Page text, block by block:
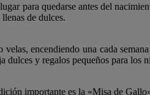
para quedarse antes del
de dulces.
encendiendo una cada
y regalos pequeños para los
importante es la «Misa de